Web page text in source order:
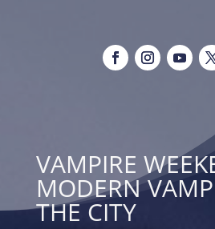
VAMPIRE
MODERN
THE CITY